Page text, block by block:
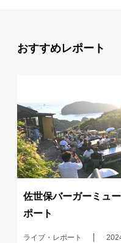
おすすめレポート
佐世保バーガーミュ
ポート
ライブ・レポート